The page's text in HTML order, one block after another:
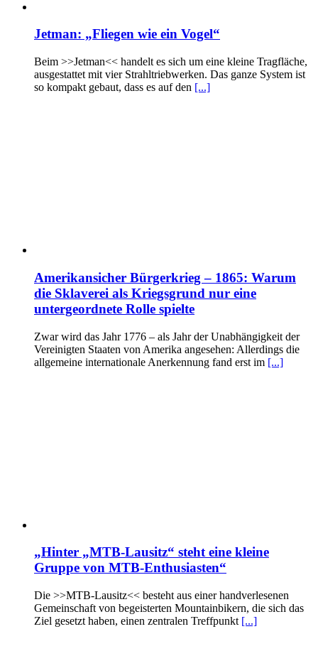
Jetman: „Fliegen wie ein Vogel“
Beim >>Jetman<< handelt es sich um eine kleine Tragfläche,
ausgestattet mit vier Strahltriebwerken. Das ganze System ist
so kompakt gebaut, dass es auf den [...]
Amerikansicher Bürgerkrieg – 1865: Warum
die Sklaverei als Kriegsgrund nur eine
untergeordnete Rolle spielte
Zwar wird das Jahr 1776 – als Jahr der Unabhängigkeit der
Vereinigten Staaten von Amerika angesehen: Allerdings die
allgemeine internationale Anerkennung fand erst im [...]
„Hinter „MTB-Lausitz“ steht eine kleine
Gruppe von MTB-Enthusiasten“
Die >>MTB-Lausitz<< besteht aus einer handverlesenen
Gemeinschaft von begeisterten Mountainbikern, die sich das
Ziel gesetzt haben, einen zentralen Treffpunkt [...]